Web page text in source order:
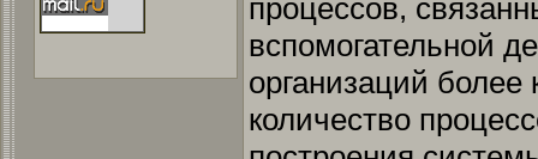
процессов,
вспомогательной
организаций более
количество